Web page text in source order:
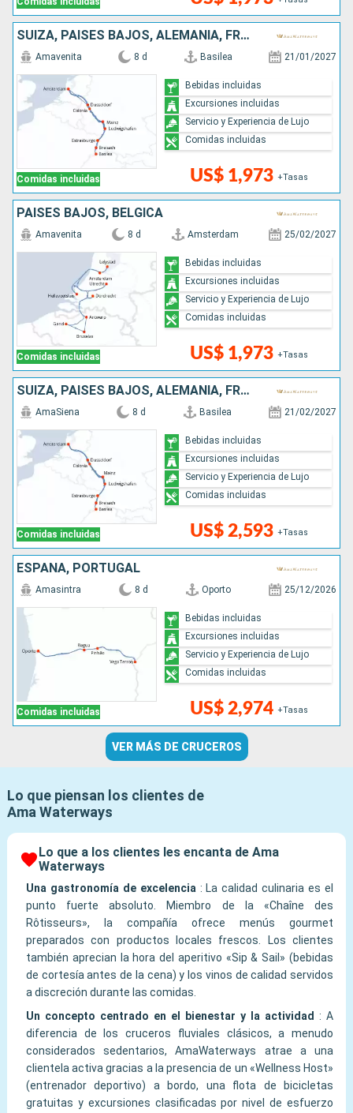
culturas locales.
Un crucero elegante, activo e inmersivo, ideal para viajeros que
una experiencia fluvial de alta gama.
Encuentre aquí todos los consejos más populares
SUIZA, PAISES BAJOS, ALEMANIA, FRANCIA
Comidas incluidas
Amavenita 8 d Basilea 21/01/2027
US$ 1,973 +Tasas
Bebidas incluidas
Excursiones incluidas
Servicio y Experiencia de Lujo
Comidas incluidas
PAISES BAJOS, BÉLGICA
Comidas incluidas
Amavenita 8 d Amsterdam 25/02/2027
US$ 1,973 +Tasas
Bebidas incluidas
Excursiones incluidas
Servicio y Experiencia de Lujo
Comidas incluidas
SUIZA, PAISES BAJOS, ALEMANIA, FRANCIA
Comidas incluidas
AmaSiena 8 d Basilea 21/02/2027
US$ 2,593 +Tasas
Bebidas incluidas
Excursiones incluidas
Servicio y Experiencia de Lujo
Comidas incluidas
ESPAÑA, PORTUGAL
Comidas incluidas
Amasintra 8 d Oporto 25/12/2026
US$ 2,974 +Tasas
Bebidas incluidas
Excursiones incluidas
Servicio y Experiencia de Lujo
Comidas incluidas
VER MÁS DE CRUCEROS
Lo que piensan los clientes de
Ama Waterways
Lo que a los clientes les encanta de Ama
Waterways
Una gastronomía de excelencia : La calidad culinaria es el
punto fuerte absoluto. Miembro de la «Chaîne des
Rôtisseurs», la compañía ofrece menús gourmet
preparados con productos locales frescos. Los clientes
también aprecian la hora del aperitivo «Sip & Sail» (bebidas
de cortesía antes de la cena) y los vinos de calidad servidos
a discreción durante las comidas.
Un concepto centrado en el bienestar y la actividad : A
diferencia de los cruceros fluviales clásicos, a menudo
considerados sedentarios, AmaWaterways atrae a una
clientela activa gracias a la presencia de un «Wellness Host»
(entrenador deportivo) a bordo, una flota de bicicletas
gratuitas y excursiones clasificadas por nivel de esfuerzo